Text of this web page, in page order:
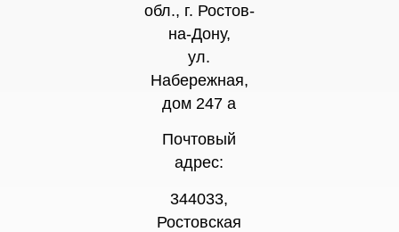
обл., г. Ростов-
на-Дону,
ул.
Набережная,
дом 247 а
Почтовый
адрес:
344033,
Ростовская